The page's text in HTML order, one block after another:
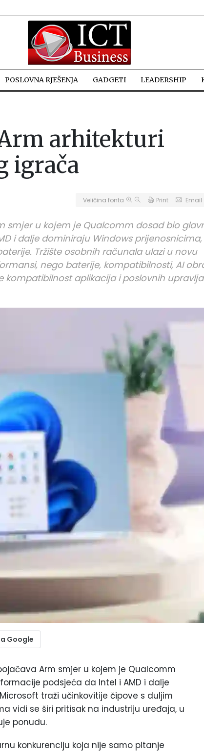
POSLOVNA RJEŠENJA GADGETI LEADERSHIP
arhitekturi
igrača
Veličina fonta Print Email
smjer u kojem je Qualcomm dosad bio
i dalje dominiraju Windows prijenosnicima,
Tržište osobnih računala ulazi u novu
nego baterije, kompatibilnosti, AI
kompatibilnost aplikacija i poslovnih
Google
Arm smjer u kojem je Qualcomm
podsjeća da Intel i AMD i dalje
traži učinkovitije čipove s duljim
vidi se širi pritisak na industriju uređaja, u
ponudu.
konkurenciju koja nije samo pitanje